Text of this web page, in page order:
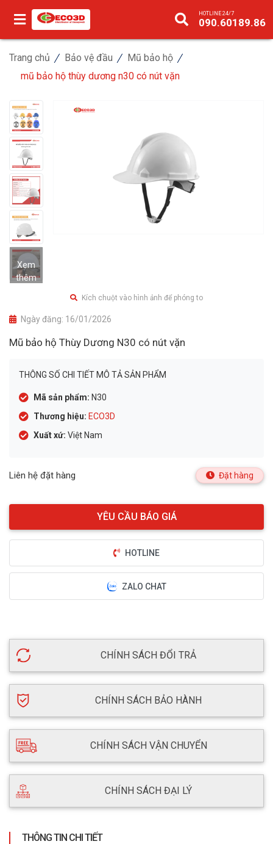
HOTLINE 24/7
090.60189.86
Trang chủ Bảo vệ đầu
Mũ bảo hộ
mũ bảo hộ thùy dương n30 có nút vặn
Xem
thêm
Kích chuột vào hình ảnh để phóng to
Ngày đăng: 16/01/2026
Mũ bảo hộ Thùy Dương N30 có nút vặn
THÔNG SỐ CHI TIẾT MÔ TẢ SẢN PHẨM
Mã sản phẩm: N30
Thương hiệu: ECO3D
Xuất xứ: Việt Nam
Liên hệ đặt hàng Đặt hàng
HOTLINE
ZALO CHAT
CHÍNH SÁCH ĐỔI TRẢ
CHÍNH SÁCH BẢO HÀNH
CHÍNH SÁCH VẬN CHUYỂN
CHÍNH SÁCH ĐẠI LÝ
THÔNG TIN CHI TIẾT